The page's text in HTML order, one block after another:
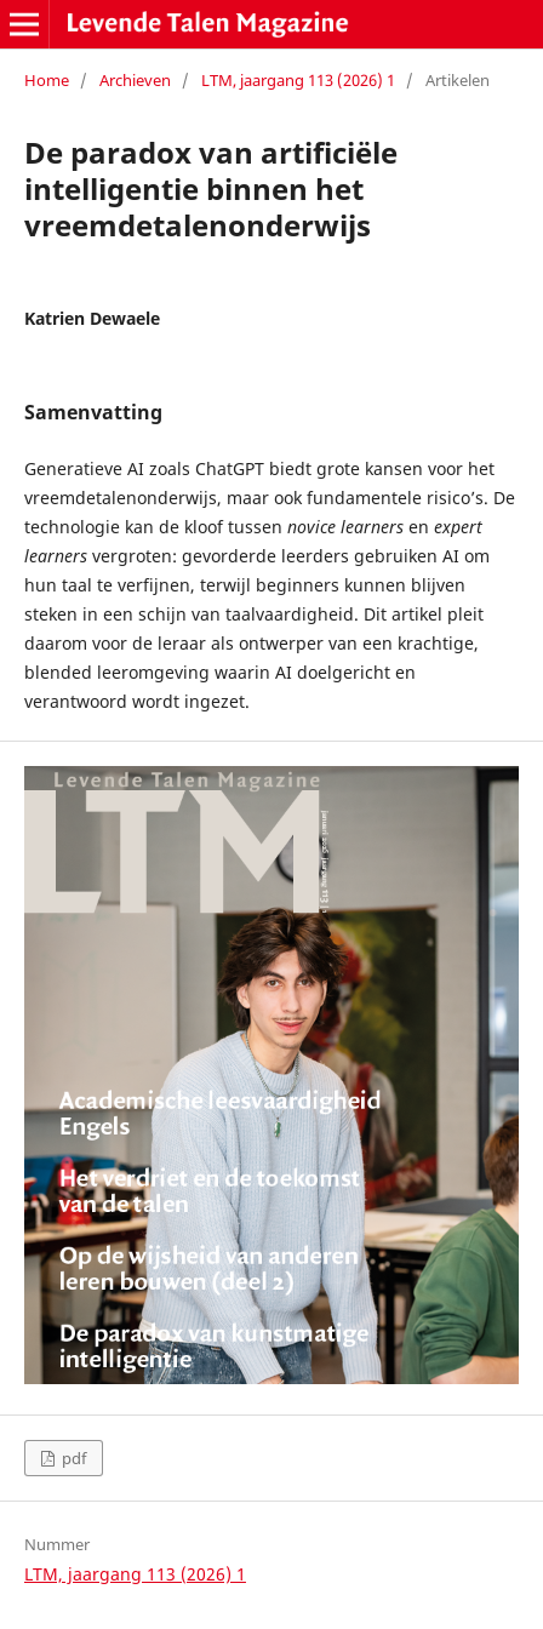
Home / Archieven / LTM, jaargang 113 (2026) 1 / Artikelen
De paradox van artificiële
intelligentie binnen het
vreemdetalenonderwijs
Katrien Dewaele
Samenvatting
Generatieve AI zoals ChatGPT biedt grote kansen voor het
vreemdetalenonderwijs, maar ook fundamentele risico’s. De
technologie kan de kloof tussen novice learnersen expert
learnersvergroten: gevorderde leerders gebruiken AI om
hun taal te verfijnen, terwijl beginners kunnen blijven
steken in een schijn van taalvaardigheid. Dit artikel pleit
daarom voor de leraar als ontwerper van een krachtige,
blended leeromgeving waarin AI doelgericht en
verantwoord wordt ingezet.
pdf
Nummer
LTM, jaargang 113 (2026) 1